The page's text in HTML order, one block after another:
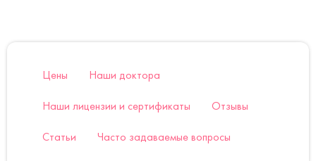
Цены Наши доктора
Наши лицензии и сертификаты Отзывы
Статьи Часто задаваемые вопросы